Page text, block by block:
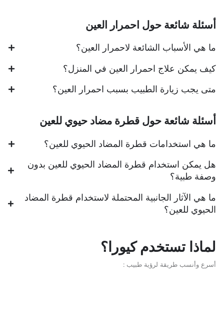
أسئلة شائعة حول احمرار العين
ما هي الأسباب الشائعة لاحمرار العين؟
كيف يمكن علاج احمرار العين في المنزل؟
متى يجب زيارة الطبيب بسبب احمرار العين؟
أسئلة شائعة حول قطرة مضاد حيوي للعين
ما هي استخدامات قطرة المضاد الحيوي للعين؟
هل يمكن استخدام قطرة المضاد الحيوي للعين بدون
وصفة طبية؟
ما هي الآثار الجانبية المحتملة لاستخدام قطرة المضاد
الحيوي للعين؟
لماذا تستخدم كيورا؟
أسرع وأنسب طريقة لرؤية طبيب :